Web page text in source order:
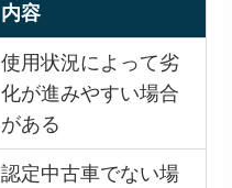
内容
使用状況によって劣
化が進みやすい場合
がある
認定中古車でない場